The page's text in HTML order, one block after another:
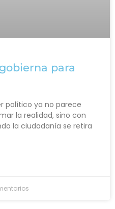
para
político ya no parece
la realidad, sino con
la ciudadanía se retira